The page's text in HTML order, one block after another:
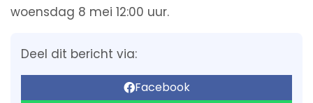
woensdag 8 mei 12:00 uur.
Deel dit bericht via:
Facebook